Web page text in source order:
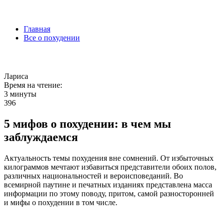
Главная
Все о похудении
Лариса
Время на чтение:
3 минуты
396
5 мифов о похудении: в чем мы
заблуждаемся
Актуальность темы похудения вне сомнений. От избыточных
килограммов мечтают избавиться представители обоих полов,
различных национальностей и вероисповеданий. Во
всемирной паутине и печатных изданиях представлена масса
информации по этому поводу, притом, самой разносторонней
и мифы о похудении в том числе.